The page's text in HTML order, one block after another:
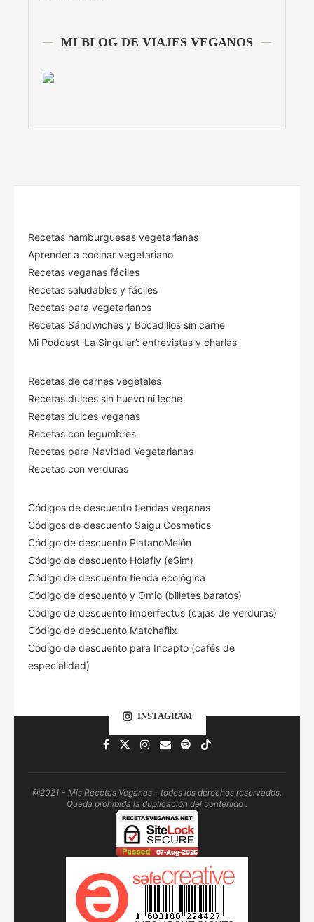
MI BLOG DE VIAJES VEGANOS
Recetas hamburguesas vegetarianas
Aprender a cocinar vegetariano
Recetas veganas fáciles
Recetas saludables y fáciles
Recetas para vegetarianos
Recetas Sándwiches y Bocadillos sin carne
Mi Podcast ‘La Singular’: entrevistas y charlas
Recetas de carnes vegetales
Recetas dulces sin huevo ni leche
Recetas dulces veganas
Recetas con legumbres
Recetas para Navidad Vegetarianas
Recetas con verduras
Códigos de descuento tiendas veganas
Códigos de descuento Saigu Cosmetics
Código de descuento PlatanoMelón
Código de descuento Holafly (eSim)
Código de descuento tienda ecológica
Código de descuento y Omio (billetes baratos)
Código de descuento Imperfectus (cajas de verduras)
Código de descuento Matchaflix
Código de descuento para Incapto (cafés de
especialidad)
INSTAGRAM
@2021 - Mis Recetas Veganas - todos los derechos reservados.
Queda prohibida la duplicación del contenido .